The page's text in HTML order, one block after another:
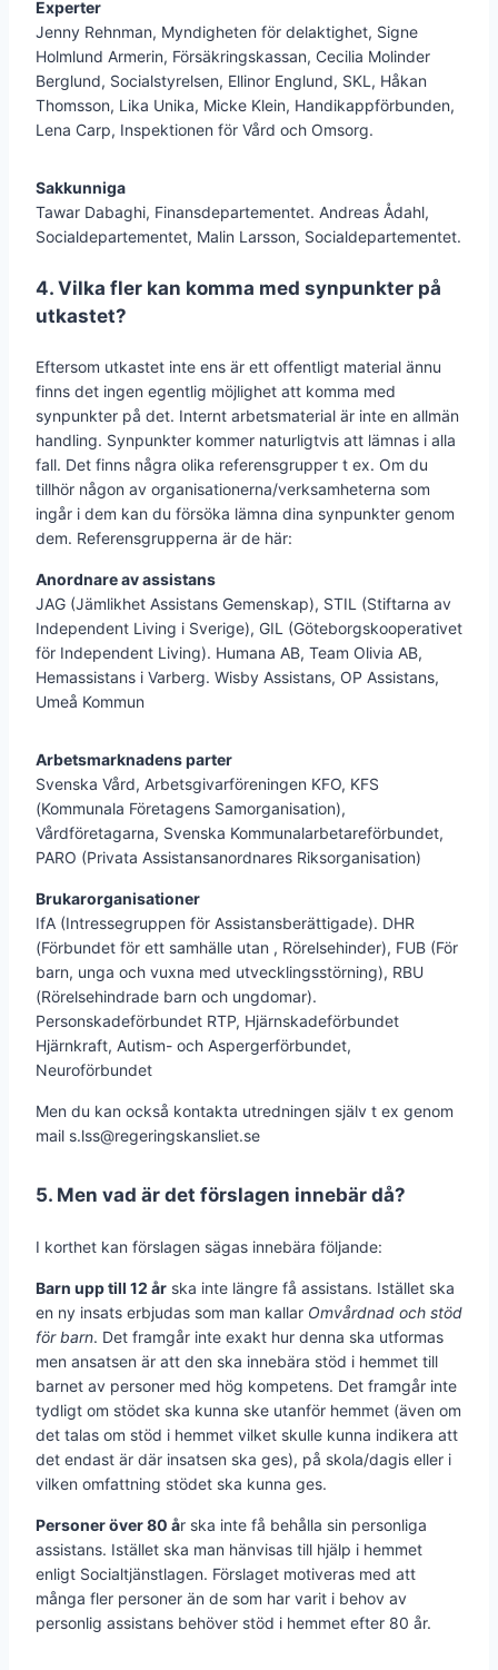
Experter
Jenny Rehnman, Myndigheten för delaktighet, Signe
Holmlund Armerin, Försäkringskassan, Cecilia Molinder
Berglund, Socialstyrelsen, Ellinor Englund, SKL, Håkan
Thomsson, Lika Unika, Micke Klein, Handikappförbunden,
Lena Carp, Inspektionen för Vård och Omsorg.
Sakkunniga
Tawar Dabaghi, Finansdepartementet. Andreas Ådahl,
Socialdepartementet, Malin Larsson, Socialdepartementet.
4. Vilka fler kan komma med synpunkter på
utkastet?
Eftersom utkastet inte ens är ett offentligt material ännu
finns det ingen egentlig möjlighet att komma med
synpunkter på det. Internt arbetsmaterial är inte en allmän
handling. Synpunkter kommer naturligtvis att lämnas i alla
fall. Det finns några olika referensgrupper t ex. Om du
tillhör någon av organisationerna/verksamheterna som
ingår i dem kan du försöka lämna dina synpunkter genom
dem. Referensgrupperna är de här:
Anordnare av assistans
JAG (Jämlikhet Assistans Gemenskap), STIL (Stiftarna av
Independent Living i Sverige), GIL (Göteborgskooperativet
för Independent Living). Humana AB, Team Olivia AB,
Hemassistans i Varberg. Wisby Assistans, OP Assistans,
Umeå Kommun
Arbetsmarknadens parter
Svenska Vård, Arbetsgivarföreningen KFO, KFS
(Kommunala Företagens Samorganisation),
Vårdföretagarna, Svenska Kommunalarbetareförbundet,
PARO (Privata Assistansanordnares Riksorganisation)
Brukarorganisationer
IfA (Intressegruppen för Assistansberättigade). DHR
(Förbundet för ett samhälle utan , Rörelsehinder), FUB (För
barn, unga och vuxna med utvecklingsstörning), RBU
(Rörelsehindrade barn och ungdomar).
Personskadeförbundet RTP, Hjärnskadeförbundet
Hjärnkraft, Autism- och Aspergerförbundet,
Neuroförbundet
Men du kan också kontakta utredningen själv t ex genom
mail s.lss@regeringskansliet.se
5. Men vad är det förslagen innebär då?
I korthet kan förslagen sägas innebära följande:
Barn upp till 12 år ska inte längre få assistans. Istället ska
en ny insats erbjudas som man kallar Omvårdnad och stöd
för barn. Det framgår inte exakt hur denna ska utformas
men ansatsen är att den ska innebära stöd i hemmet till
barnet av personer med hög kompetens. Det framgår inte
tydligt om stödet ska kunna ske utanför hemmet (även om
det talas om stöd i hemmet vilket skulle kunna indikera att
det endast är där insatsen ska ges), på skola/dagis eller i
vilken omfattning stödet ska kunna ges.
Personer över 80 år ska inte få behålla sin personliga
assistans. Istället ska man hänvisas till hjälp i hemmet
enligt Socialtjänstlagen. Förslaget motiveras med att
många fler personer än de som har varit i behov av
personlig assistans behöver stöd i hemmet efter 80 år.